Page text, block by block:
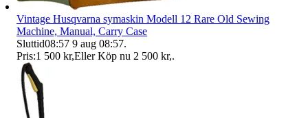
Vintage Husqvarna symaskin Modell 12 Rare Old Sewing
Machine, Manual, Carry Case
Sluttid08:57 9 aug 08:57.
Pris:1 500 kr,Eller Köp nu 2 500 kr,.